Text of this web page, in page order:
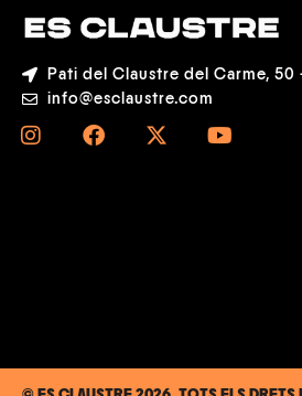
Pati del Claustre del Carme, 50
info@esclaustre.com